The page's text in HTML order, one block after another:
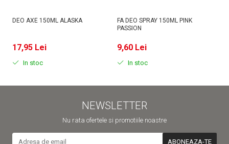
DEO AXE 150ML ALASKA
17,95 Lei
In stoc
FA DEO SPRAY 150ML PINK
PASSION
9,60 Lei
In stoc
NEWSLETTER
Nu rata ofertele si promotiile noastre